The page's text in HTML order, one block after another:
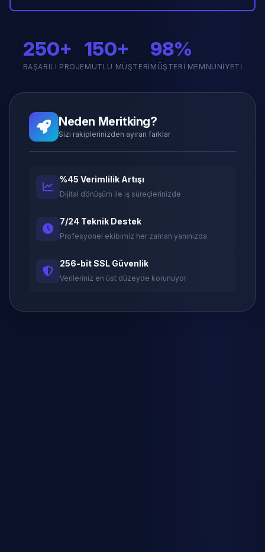
250+
BAŞARILI PROJE
150+
MUTLU MÜŞTERI
98%
MÜŞTERI MEMNUNIYETI
Neden Meritking?
Sizi rakiplerinizden ayıran farklar
%45 Verimlilik Artışı
Dijital dönüşüm ile iş süreçlerinizde
7/24 Teknik Destek
Profesyonel ekibimiz her zaman yanınızda
256-bit SSL Güvenlik
Verileriniz en üst düzeyde korunuyor